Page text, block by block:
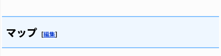
マップ [編集]